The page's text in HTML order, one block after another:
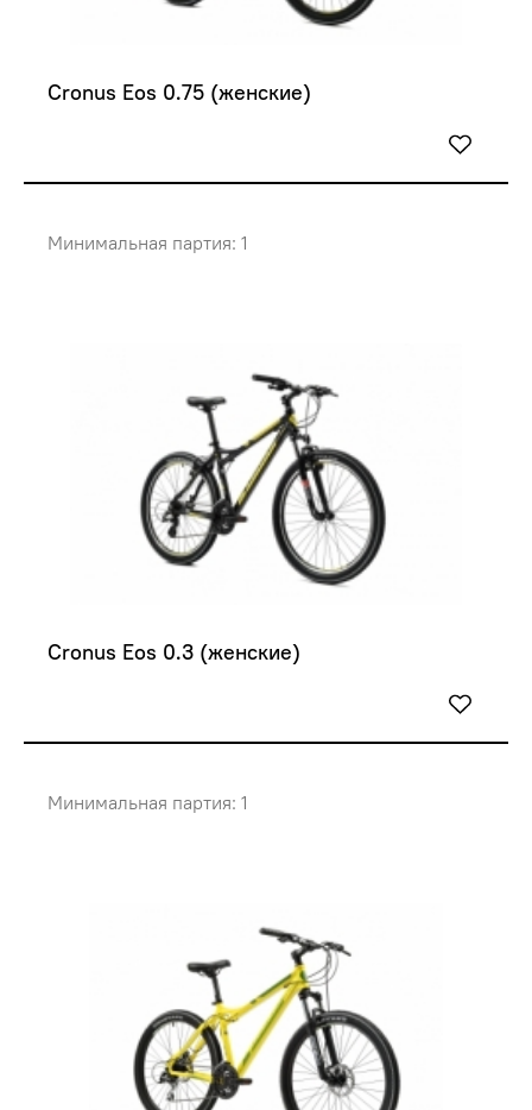
Cronus Eos 0.75 (женские)
Минимальная партия: 1
Cronus Eos 0.3 (женские)
Минимальная партия: 1